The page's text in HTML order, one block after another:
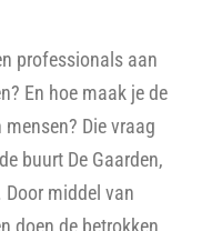
professionals aan
En hoe maak je de
Die vraag
buurt De Gaarden,
middel van
doen de betrokken